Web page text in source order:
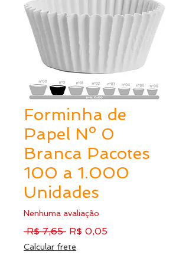
Forminha de
Papel Nº 0
Branca Pacotes
100 a 1.000
Unidades
Nenhuma avaliação
R$ 7,65 Preço
R$ 0,05Preço
Calcular frete